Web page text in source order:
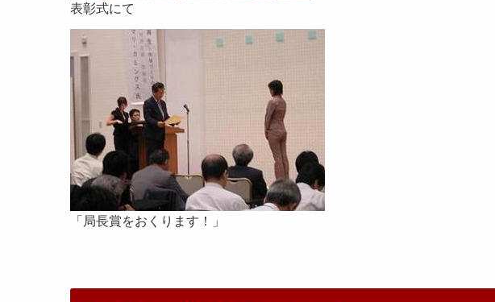
表彰式にて
「局長賞をおくります！」